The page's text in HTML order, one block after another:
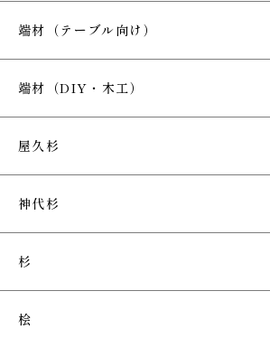
端材（テーブル向け）
端材（DIY・木工）
屋久杉
神代杉
杉
桧